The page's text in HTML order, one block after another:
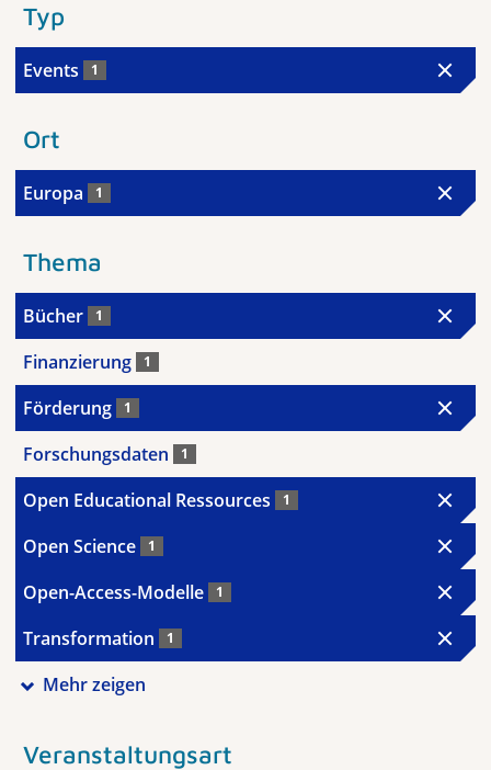
Typ
Events 1
Ort
Europa 1
Thema
Bücher 1
Finanzierung 1
Förderung 1
Forschungsdaten 1
Open Educational Ressources 1
Open Science 1
Open-Access-Modelle 1
Transformation 1
Mehr zeigen
Veranstaltungsart